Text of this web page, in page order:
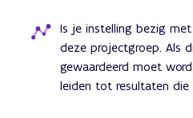
Is je instelling bezig
deze projectgroep. Als
gewaardeerd moet
leiden tot resultaten die